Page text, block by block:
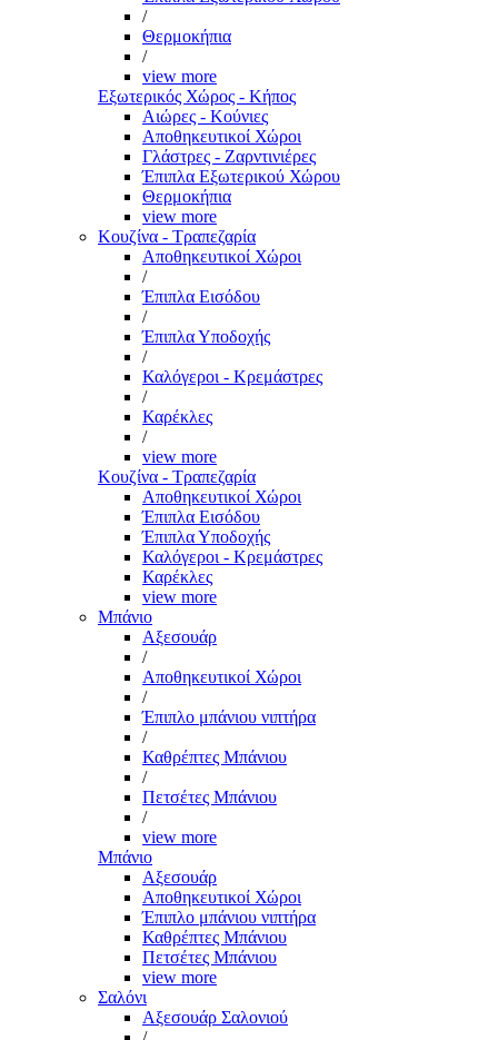
/
Θερμοκήπια
/
view more
Εξωτερικός Χώρος - Κήπος
Αιώρες - Κούνιες
Αποθηκευτικοί Χώροι
Γλάστρες - Ζαρντινιέρες
Έπιπλα Εξωτερικού Χώρου
Θερμοκήπια
view more
Κουζίνα - Τραπεζαρία
Αποθηκευτικοί Χώροι
/
Έπιπλα Εισόδου
/
Έπιπλα Υποδοχής
/
Καλόγεροι - Κρεμάστρες
/
Καρέκλες
/
view more
Κουζίνα - Τραπεζαρία
Αποθηκευτικοί Χώροι
Έπιπλα Εισόδου
Έπιπλα Υποδοχής
Καλόγεροι - Κρεμάστρες
Καρέκλες
view more
Μπάνιο
Αξεσουάρ
/
Αποθηκευτικοί Χώροι
/
Έπιπλο μπάνιου νιπτήρα
/
Καθρέπτες Μπάνιου
/
Πετσέτες Μπάνιου
/
view more
Μπάνιο
Αξεσουάρ
Αποθηκευτικοί Χώροι
Έπιπλο μπάνιου νιπτήρα
Καθρέπτες Μπάνιου
Πετσέτες Μπάνιου
view more
Σαλόνι
Αξεσουάρ Σαλονιού